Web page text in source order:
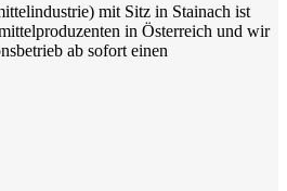
mit Sitz in Stainach ist
in Österreich und wir
ab sofort einen